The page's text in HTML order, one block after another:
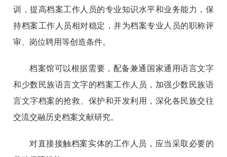
训，提高档案工作人员的专业知识水平和业务能力，保
持档案工作人员相对稳定，并为档案专业人员的职称评
审、岗位聘用等创造条件。
档案馆可以根据需要，配备兼通国家通用语言文字
和少数民族语言文字的档案工作人员，加强少数民族语
言文字档案的抢救、保护和开发利用，深化各民族交往
交流交融历史档案文献研究。
对直接接触档案实体的工作人员，应当采取必要的